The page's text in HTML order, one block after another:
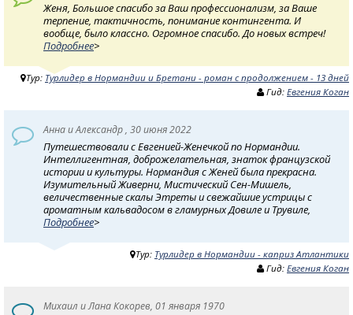
Женя, Большое спасибо за Ваш профессионализм, за Ваше
терпение, тактичность, понимание контингента. И
вообще, было классно. Огромное спасибо. До новых встреч!
Подробнее>
Тур: Турлидер в Нормандии и Бретани - роман с продолжением - 13 дней
Гид: Евгения Коган
Анна и Александр , 30 июня 2022
Путешествовали с Евгенией-Женечкой по Нормандии.
Интеллигентная, доброжелательная, знаток французской
истории и культуры. Нормандия с Женей была прекрасна.
Изумительный Живерни, Мистический Сен-Мишель,
величественные скалы Этреты и свежайшие устрицы с
ароматным кальвадосом в гламурных Довиле и Трувиле,
Подробнее>
Тур: Турлидер в Нормандии - каприз Атлантики
Гид: Евгения Коган
Михаил и Лана Кокорев, 01 января 1970